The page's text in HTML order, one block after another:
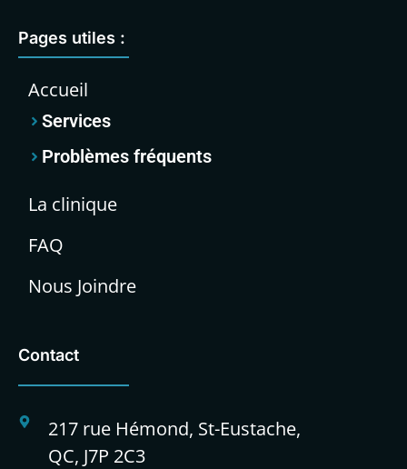
Pages utiles :
Accueil
Services
Problèmes fréquents
La clinique
FAQ
Nous Joindre
Contact
217 rue Hémond, St-Eustache,
QC, J7P 2C3